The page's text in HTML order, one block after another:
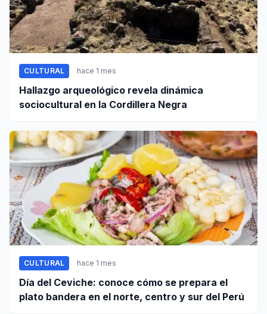
CULTURAL hace 1 mes
Hallazgo arqueológico revela dinámica
sociocultural en la Cordillera Negra
CULTURAL hace 1 mes
Día del Ceviche: conoce cómo se prepara el
plato bandera en el norte, centro y sur del Perú